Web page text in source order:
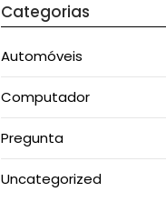
Categorias
Automóveis
Computador
Pregunta
Uncategorized